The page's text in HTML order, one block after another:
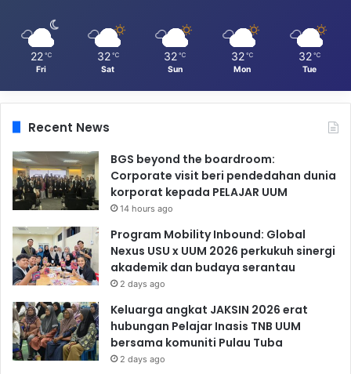
22 ℃
Fri
32 ℃
Sat
32 ℃
Sun
32 ℃
Mon
32 ℃
Tue
Recent News
BGS beyond the boardroom:
Corporate visit beri pendedahan dunia
korporat kepada PELAJAR UUM
14 hours ago
Program Mobility Inbound: Global
Nexus USU x UUM 2026 perkukuh sinergi
akademik dan budaya serantau
2 days ago
Keluarga angkat JAKSIN 2026 erat
hubungan Pelajar Inasis TNB UUM
bersama komuniti Pulau Tuba
2 days ago